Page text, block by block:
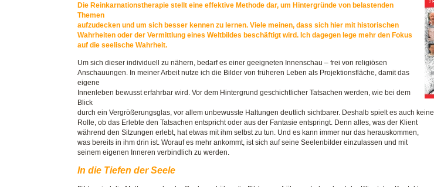
Die Reinkarnationstherapie stellt eine effektive Methode dar, um Hintergründe von belastenden
Themen
aufzudecken und um sich besser kennen zu lernen. Viele meinen, dass sich hier mit historischen
Wahrheiten oder der Vermittlung eines Weltbildes beschäftigt wird. Ich dagegen lege mehr den Fokus
auf die seelische Wahrheit.
Um sich dieser individuell zu nähern, bedarf es einer geeigneten Innenschau – frei von religiösen
Anschauungen. In meiner Arbeit nutze ich die Bilder von früheren Leben als Projektionsfläche, damit das
eigene
Innenleben bewusst erfahrbar wird. Vor dem Hintergrund geschichtlicher Tatsachen werden, wie bei dem
Blick
durch ein Vergrößerungsglas, vor allem unbewusste Haltungen deutlich sichtbarer. Deshalb spielt es auch keine
Rolle, ob das Erlebte den Tatsachen entspricht oder aus der Fantasie entspringt. Denn alles, was der Klient
während den Sitzungen erlebt, hat etwas mit ihm selbst zu tun. Und es kann immer nur das herauskommen,
was bereits in ihm drin ist. Worauf es mehr ankommt, ist sich auf seine Seelenbilder einzulassen und mit
seinem eigenen Inneren verbindlich zu werden.
In die Tiefen der Seele